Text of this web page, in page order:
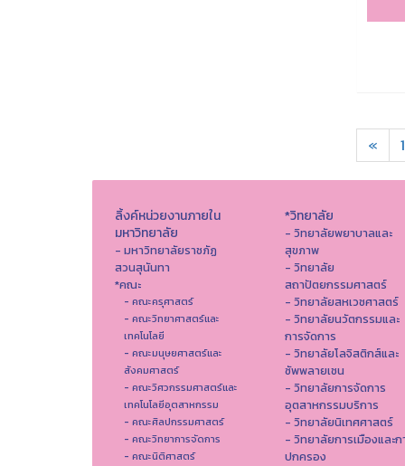
« 1
ลิ้งค์หน่วยงานภายใน
มหาวิทยาลัย
- มหาวิทยาลัยราชภัฏ
สวนสุนันทา
*คณะ
- คณะครุศาสตร์
- คณะวิทยาศาสตร์และ
เทคโนโลยี
- คณะมนุษยศาสตร์และ
สังคมศาสตร์
- คณะวิศวกรรมศาสตร์และ
เทคโนโลยีอุตสาหกรรม
- คณะศิลปกรรมศาสตร์
- คณะวิทยาการจัดการ
- คณะนิติศาสตร์
*วิทยาลัย
- วิทยาลัยพยาบาลและ
สุขภาพ
- วิทยาลัย
สถาปัตยกรรมศาสตร์
- วิทยาลัยสหเวชศาสตร์
- วิทยาลัยนวัตกรรมและ
การจัดการ
- วิทยาลัยโลจิสติกส์และ
ซัพพลายเชน
- วิทยาลัยการจัดการ
อุตสาหกรรมบริการ
- วิทยาลัยนิเทศศาสตร์
- วิทยาลัยการเมืองและก
ปกครอง